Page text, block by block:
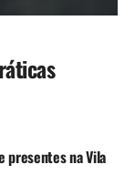
presentes na Vila